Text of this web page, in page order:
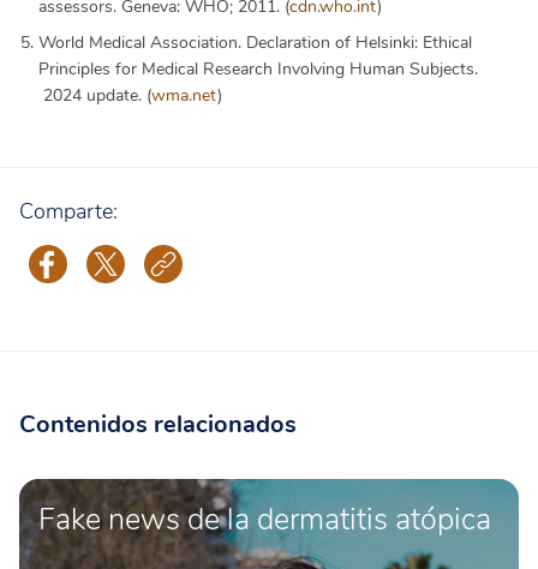
assessors. Geneva: WHO; 2011. (cdn.who.int)
World Medical Association. Declaration of Helsinki: Ethical
Principles for Medical Research Involving Human Subjects.
2024 update. (wma.net)
Comparte:
Contenidos relacionados
Fake news de la dermatitis atópica